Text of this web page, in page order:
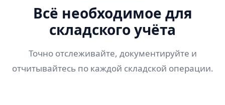
Всё необходимое для
складского учёта
Точно отслеживайте, документируйте и
отчитывайтесь по каждой складской операции.